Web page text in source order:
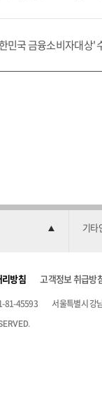
민국 금융소비자대상'
기타
방침 고객정보 취급방
81-45593 서울특별시 강